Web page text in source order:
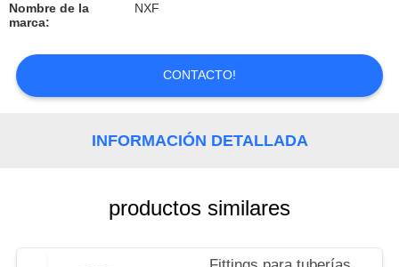
CONTACTA
CON
NOSOTROS
NOTICIAS
CITA
Nombre de la
marca:
NXF
CONTACTO!
INFORMACIÓN DETALLADA
productos similares